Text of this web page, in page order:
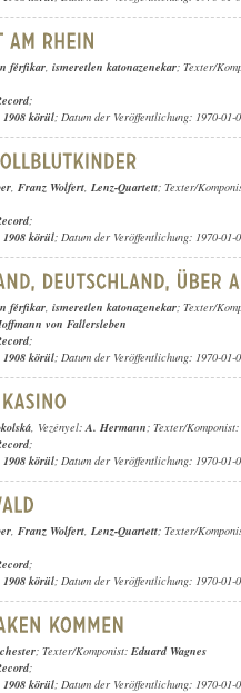
férfikar, ismeretlen katonazenekar; Texter/
;
1908 körül; Datum der Veröffentlichung: 1970-01-
, Franz Wolfert, Lenz-Quartett; Texter/
;
1908 körül; Datum der Veröffentlichung: 1970-01-
férfikar, ismeretlen katonazenekar; Texter/
von Fallersleben
;
1908 körül; Datum der Veröffentlichung: 1970-01-
, Vezényel:A. Hermann; Texter/Komponist:
;
1908 körül; Datum der Veröffentlichung: 1970-01-
, Franz Wolfert, Lenz-Quartett; Texter/
;
1908 körül; Datum der Veröffentlichung: 1970-01-
; Texter/Komponist: Eduard Wagnes
;
1908 körül; Datum der Veröffentlichung: 1970-01-